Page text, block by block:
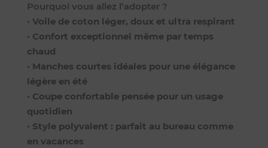
Pourquoi vous allez l’adopter ?
• Voile de coton léger, doux et ultra respirant
• Confort exceptionnel même par temps
chaud
• Manches courtes idéales pour une élégance
légère en été
• Coupe confortable pensée pour un usage
quotidien
• Style polyvalent : parfait au bureau comme
en vacances